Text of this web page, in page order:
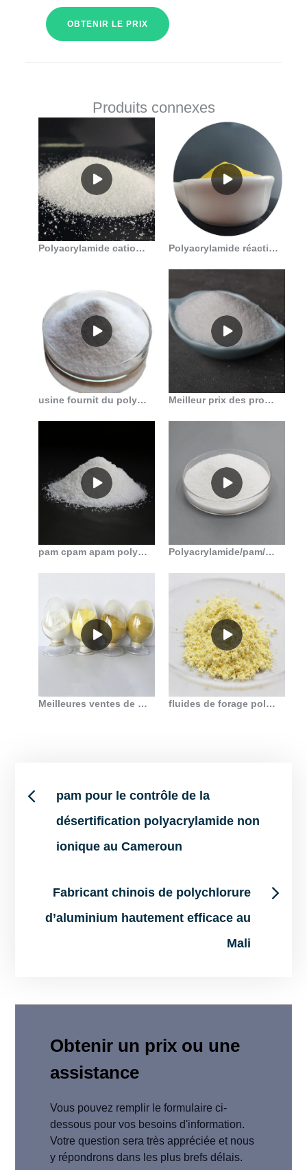
OBTENIR LE PRIX
Produits connexes
Polyacrylamide cationique haute performance pour le traitement des eaux usées. en Algérie Polyacrylamide réactif chinois pour le traitement des eaux usées en Algérie
usine fournit du polyacrylamide comme produits pétrochimiques au Mali Meilleur prix des produits chimiques perle de polyélectrolyte polyacrylamide en Algérie
pam cpam apam polyacrylamide anionique à vendre en Algérie Polyacrylamide/pam/polymère floculant pour le traitement des eaux usées
Meilleures ventes de polyacrylamide anionique pour les champs pétrolifères et le forage fluides de forage polyacrylamide anionique en Belgique
Post
navigation
pam pour le contrôle de la
désertification polyacrylamide non
ionique au Cameroun
Fabricant chinois de polychlorure
d’aluminium hautement efficace au
Mali
Obtenir un prix ou une
assistance
Vous pouvez remplir le formulaire ci-
dessous pour vos besoins d'information.
Votre question sera très appréciée et nous
y répondrons dans les plus brefs délais.